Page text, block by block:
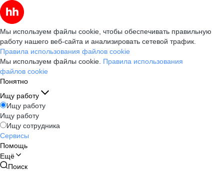
Мы используем файлы cookie, чтобы обеспечивать правильную
работу нашего веб-сайта и анализировать сетевой трафик.
Правила использования файлов cookie
Мы используем файлы cookie. Правила использования
файлов cookie
Понятно
Ищу работу
Ищу работу
Ищу работу
Ищу сотрудника
Сервисы
Помощь
Ещё
Поиск